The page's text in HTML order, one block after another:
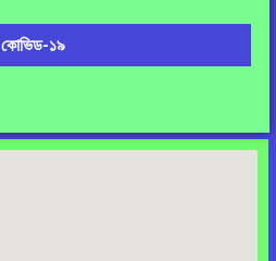
কোভিড-১৯